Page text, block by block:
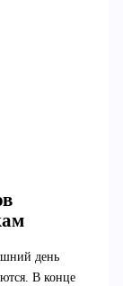
день
В конце